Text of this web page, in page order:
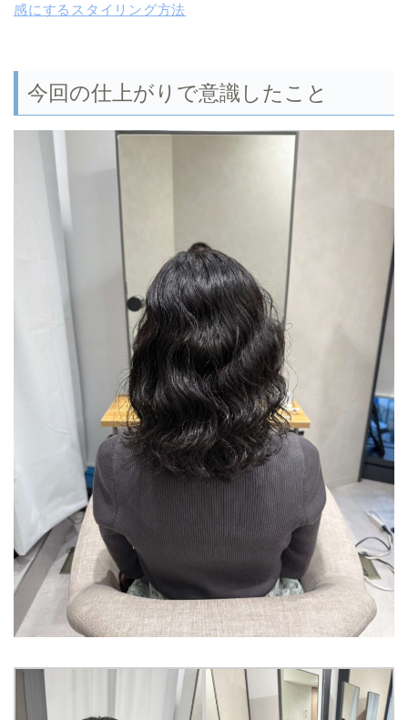
感にするスタイリング方法
今回の仕上がりで意識したこと